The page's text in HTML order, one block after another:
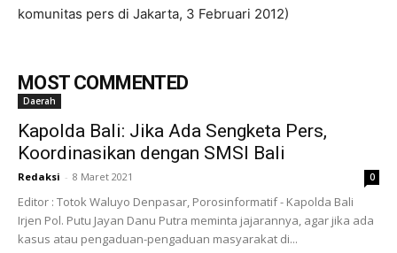
komunitas pers di Jakarta, 3 Februari 2012)
MOST COMMENTED
Daerah
Kapolda Bali: Jika Ada Sengketa Pers,
Koordinasikan dengan SMSI Bali
Redaksi - 8 Maret 2021 0
Editor : Totok Waluyo Denpasar, Porosinformatif - Kapolda Bali
Irjen Pol. Putu Jayan Danu Putra meminta jajarannya, agar jika ada
kasus atau pengaduan-pengaduan masyarakat di...